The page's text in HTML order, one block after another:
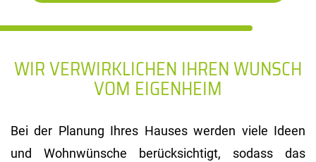
WIR VERWIRKLICHEN IHREN WUNSCH
VOM EIGENHEIM
Bei der Planung Ihres Hauses werden viele Ideen
und Wohnwünsche berücksichtigt, sodass das